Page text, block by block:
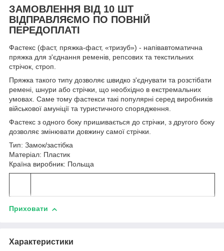
ЗАМОВЛЕННЯ ВІД 10 ШТ
ВІДПРАВЛЯЄМО ПО ПОВНІЙ
ПЕРЕДОПЛАТІ
Фастекс (фаст, пряжка-фаст, «тризуб») - напівавтоматична
пряжка для з'єднання ременів, репсових та текстильних
стрічок, строп.
Пряжка такого типу дозволяє швидко з'єднувати та розстібати
ремені, шнури або стрічки, що необхідно в екстремальних
умовах. Саме тому фастекси такі популярні серед виробників
військової амуніції та туристичного спорядження.
Фастекс з одного боку пришивається до стрічки, з другого боку
дозволяє змінювати довжину самої стрічки.
Тип: Замок/застібка
Матеріал: Пластик
Країна виробник: Польща
Приховати
Характеристики